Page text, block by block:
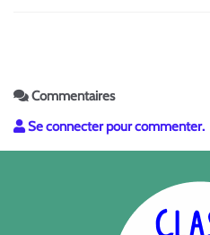
Commentaires
Se connecter pour commenter.